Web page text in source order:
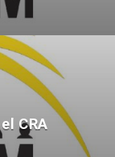
CRA